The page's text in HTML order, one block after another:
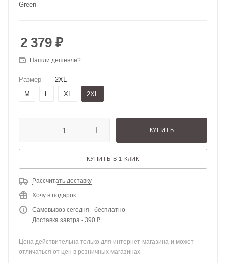
Green
2 379 ₽
Нашли дешевле?
Размер — 2XL
M
L XL 2XL
КУПИТЬ
КУПИТЬ В 1 КЛИК
Рассчитать доставку
Хочу в подарок
Самовывоз сегодня - бесплатно
Доставка завтра - 390 ₽
Цена действительна только для интернет-магазина и может
отличаться от цен в розничных магазинах